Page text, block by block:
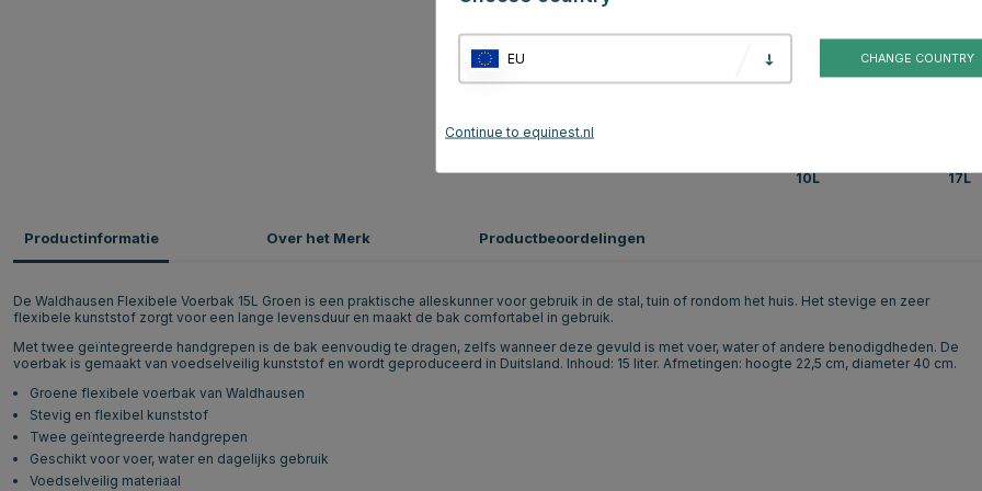
10L 17L
Productinformatie
De Waldhausen Flexibele Voerbak 15L Groen is een praktische alleskunner voor gebruik in de stal, tuin of rondom het huis. Het stevige en zeer
flexibele kunststof zorgt voor een lange levensduur en maakt de bak comfortabel in gebruik.
Met twee geïntegreerde handgrepen is de bak eenvoudig te dragen, zelfs wanneer deze gevuld is met voer, water of andere benodigdheden. De
voerbak is gemaakt van voedselveilig kunststof en wordt geproduceerd in Duitsland. Inhoud: 15 liter. Afmetingen: hoogte 22,5 cm, diameter 40 cm.
Groene flexibele voerbak van Waldhausen
Stevig en flexibel kunststof
Twee geïntegreerde handgrepen
Geschikt voor voer, water en dagelijks gebruik
Voedselveilig materiaal
Over het Merk Productbeoordelingen
EU CHANGE COUNTRY
Continue to equinest.nl